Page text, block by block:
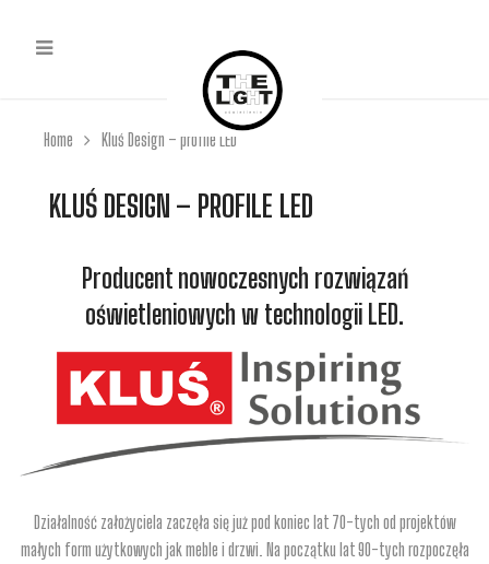
Home Kluś Design – profile LED
KLUŚ DESIGN – PROFILE LED
Producent nowoczesnych rozwiązań
oświetleniowych w technologii LED.
Działalność założyciela zaczęła się już pod koniec lat 70-tych od projektów
małych form użytkowych jak meble i drzwi. Na początku lat 90-tych rozpoczęła